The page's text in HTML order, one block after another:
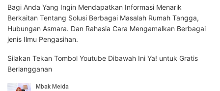
Bagi Anda Yang Ingin Mendapatkan Informasi Menarik
Berkaitan Tentang Solusi Berbagai Masalah Rumah Tangga,
Hubungan Asmara. Dan Rahasia Cara Mengamalkan Berbagai
jenis Ilmu Pengasihan.
Silakan Tekan Tombol Youtube Dibawah Ini Ya! untuk Gratis
Berlangganan